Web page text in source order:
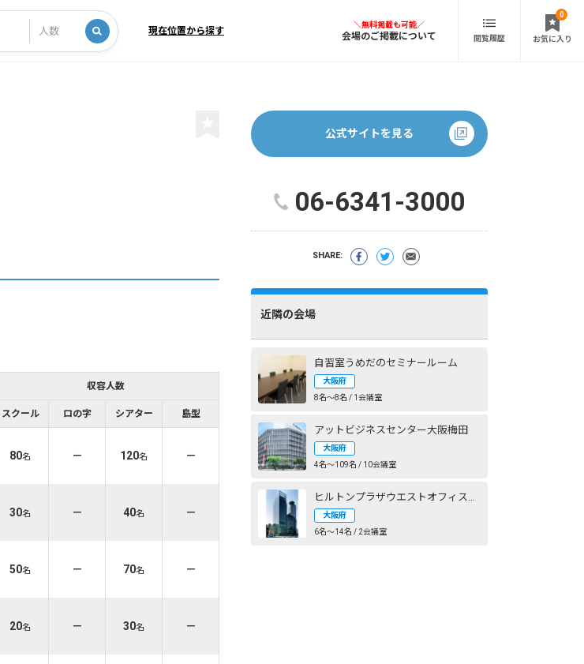
現在位置から探す 会場のご掲載について 閲覧履歴 お気に入り
0
収容人数
スクール ロの字 シアター 島型
80名 － 120名 －
30名 － 40名 －
50名 － 70名 －
20名 － 30名 －
公式サイトを見る
06-6341-3000
SHARE:
近隣の会場
自習室うめだのセミナールーム
大阪府
8名〜8名 / 1会議室
アットビジネスセンター大阪梅田
大阪府
4名〜109名 / 10会議室
ヒルトンプラザウエストオフィスタワー
大阪府
6名〜14名 / 2会議室